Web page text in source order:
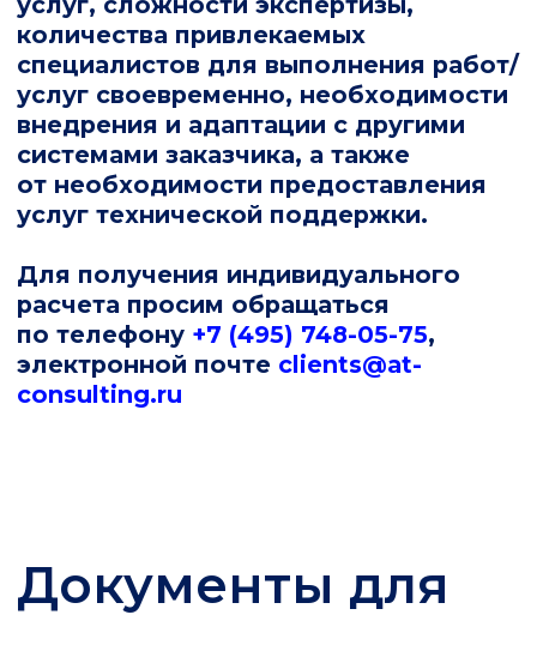
Документы для
скачивания
Описание системы и
технического сопровождения